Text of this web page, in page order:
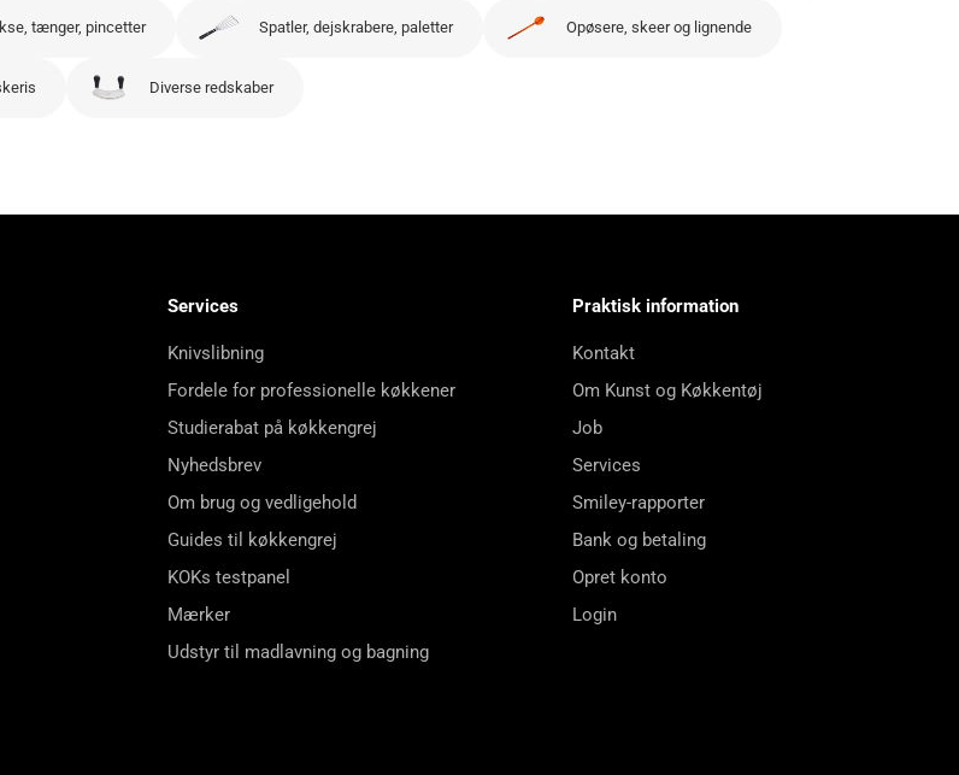
tænger, pincetter Spatler, dejskrabere, paletter Opøsere, skeer og lignende
Diverse redskaber
Services
Knivslibning
Fordele for professionelle køkkener
Studierabat på køkkengrej
Nyhedsbrev
Om brug og vedligehold
Guides til køkkengrej
KOKs testpanel
Mærker
Udstyr til madlavning og bagning
Praktisk information
Kontakt
Om Kunst og Køkkentøj
Job
Services
Smiley-rapporter
Bank og betaling
Opret konto
Login